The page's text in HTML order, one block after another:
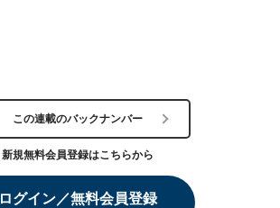
この連載のバックナンバー
新規無料会員登録はこちらから
ログイン／無料会員登録